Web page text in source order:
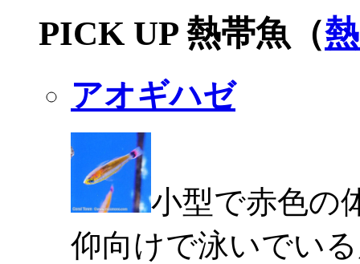
PICK UP 熱帯魚（
アオギハゼ
小型で赤色の
仰向けで泳いでい